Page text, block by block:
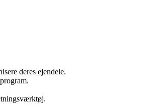
deres ejendele.